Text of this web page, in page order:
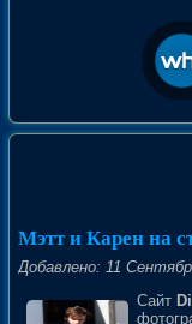
Мэтт и Карен на
Добавлено: 11
Сайт